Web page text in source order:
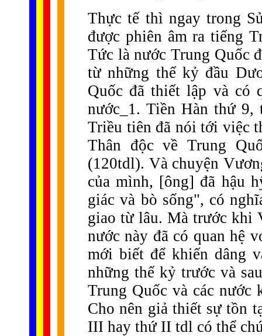
Thực tế thì ngay trong
được phiên âm ra tiếng
Tức là nước Trung Quốc
từ những thế kỷ đầu
Quốc đã thiết lập và có
nước_1. Tiền Hàn thứ
Triều tiên đã nói tới việc
Thân độc về Trung
(120tdl). Và chuyện
của mình, [ông] đã hậu
giác và bò sống", có
giao từ lâu. Mà trước khi
nước này đã có quan hệ
mới biết để khiến dâng
những thế kỷ trước và
Trung Quốc và các nước
Cho nên giả thiết sự tồn
III hay thứ II tdl có thể